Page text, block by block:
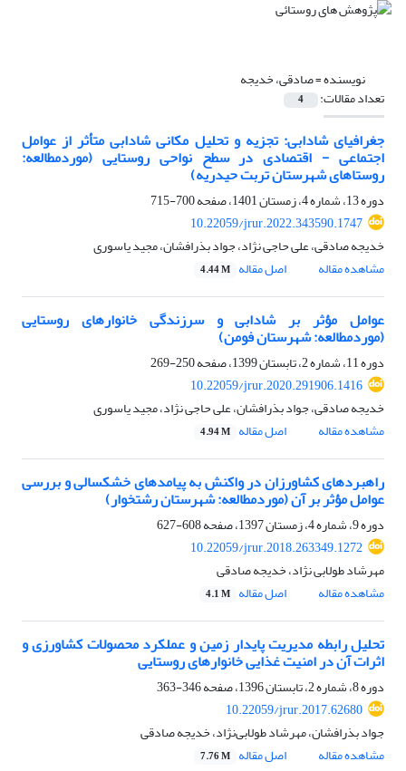
نویسنده =صادقی، خدیجه
تعداد مقالات: 4
جغرافیای شادابی: تجزیه و تحلیل مکانی شادابی متأثر از عوامل
اجتماعی - اقتصادی در سطح نواحی روستایی (موردمطالعه:
روستاهای شهرستان تربت حیدریه)
دوره 13، شماره 4، زمستان 1401، صفحه
700-715
10.22059/jrur.2022.343590.1747
خدیجه صادقی، علی حاجی نژاد، جواد بذرافشان، مجید یاسوری
مشاهده مقاله
اصل مقاله 4.44 M
عوامل مؤثر بر شادابی و سرزندگی خانوارهای روستایی
(موردمطالعه: شهرستان فومن)
دوره 11، شماره 2، تابستان 1399، صفحه
250-269
10.22059/jrur.2020.291906.1416
خدیجه صادقی، جواد بذرافشان، علی حاجی نژاد، مجید یاسوری
مشاهده مقاله
اصل مقاله 4.94 M
راهبردهای کشاورزان در واکنش به پیامدهای خشکسالی و بررسی
عوامل مؤثر بر آن (موردمطالعه: شهرستان رشتخوار)
دوره 9، شماره 4، زمستان 1397، صفحه
608-627
10.22059/jrur.2018.263349.1272
مهرشاد طولابی نژاد، خدیجه صادقی
مشاهده مقاله
اصل مقاله 4.1 M
تحلیل رابطه مدیریت پایدار زمین و عملکرد محصولات کشاورزی و
اثرات آن در امنیت غذایی خانوارهای روستایی
دوره 8، شماره 2، تابستان 1396، صفحه
346-363
10.22059/jrur.2017.62680
جواد بذرافشان، مهرشاد طولابی‌نژاد، خدیجه صادقی
مشاهده مقاله
اصل مقاله 7.76 M